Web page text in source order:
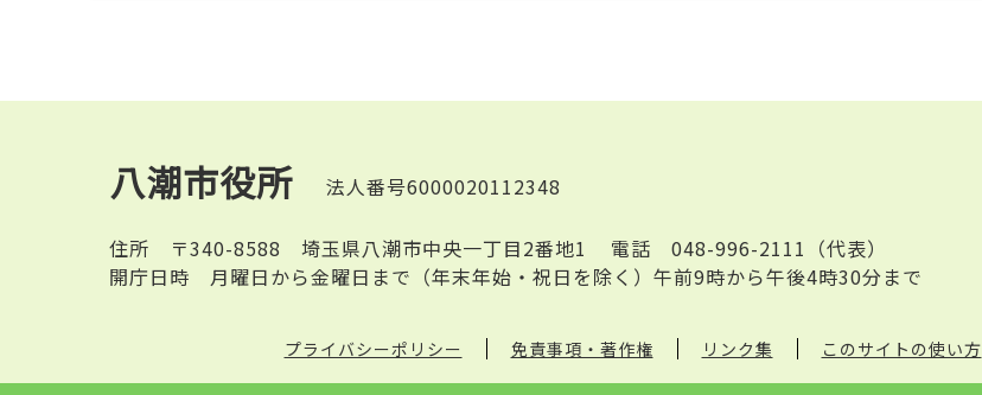
八潮市役所 法人番号6000020112348
住所 〒340-8588 埼玉県八潮市中央一丁目2番地1 電話 048-996-2111（代表）
開庁日時 月曜日から金曜日まで（年末年始・祝日を除く）午前9時から午後4時30分まで
プライバシーポリシー 免責事項・著作権 リンク集 このサイトの使い方